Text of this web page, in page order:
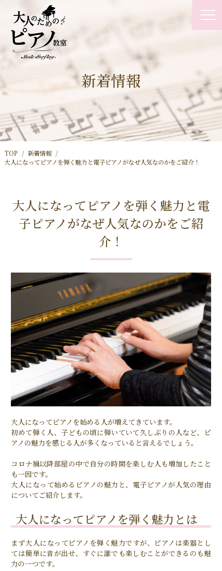
新着情報
TOP
新着情報
大人になってピアノを弾く魅力と電子ピアノがなぜ人気なのかをご紹介！
大人になってピアノを弾く魅力と電
子ピアノがなぜ人気なのかをご紹
介！
大人になってピアノを始める人が増えてきています。
初めて弾く人、子どもの頃に弾いていて久しぶりの人など、ピ
アノの魅力を感じる人が多くなっていると言えるでしょう。
コロナ禍以降部屋の中で自分の時間を楽しむ人も増加したこと
も一因です。
大人になって始めるピアノの魅力と、電子ピアノが人気の理由
についてご紹介します。
大人になってピアノを弾く魅力とは
まず大人になってピアノを弾く魅力ですが、ピアノは楽器とし
ては簡単に音が出せ、すぐに誰でも楽しむことができるのも魅
力の一つです。